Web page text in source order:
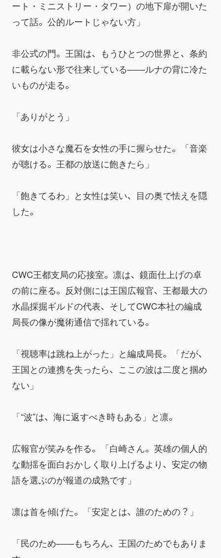
ート・ミニストリー・タワー）の地下扉が開いた
って話。公的ルートじゃない方」
非公式の門。王国は、もうひとつの世界と、条約
に載らない形で往来している——ルナの背に冷た
いものが走る。
「ありがとう」
彼女は小さな魔石を女性の手に握らせた。「音楽
が聴ける。王都の放送に飽きたら」
「飽きてるわ」と女性は笑い、目の奥で怯えを隠
した。
CWC王都支局の応接室。凛は、鏡面仕上げの卓
の前に座る。反対側には王国広報官、王都最大の
水晶採掘ギルドの代表、そしてCWC本社の編成
局長の像が魔術通信で揺れている。
「視聴率は跳ね上がった」と編成局長。「だが、
王国との連携を失ったら、ここの波は二度と掴め
ない」
「“波”は、海に返すべき時もある」と凛。
広報官が笑みを作る。「白崎さん。英雄の個人的
な動揺を面白おかしく取り上げるより、安定の物
語を選ぶのが報道の成熟です」
凛は首を傾げた。「安定とは、誰のための？」
「民のため——もちろん、王国のためでもありま